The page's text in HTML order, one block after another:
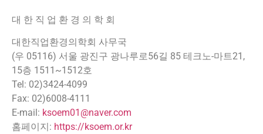
대 한 직 업 환 경 의 학 회
대한직업환경의학회 사무국
(우 05116) 서울 광진구 광나루로56길 85 테크노-마트21,
15층 1511~1512호
Tel: 02)3424-4099
Fax: 02)6008-4111
E-mail: ksoem01@naver.com
홈페이지: https://ksoem.or.kr